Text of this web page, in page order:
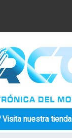
Visita nuestra tienda